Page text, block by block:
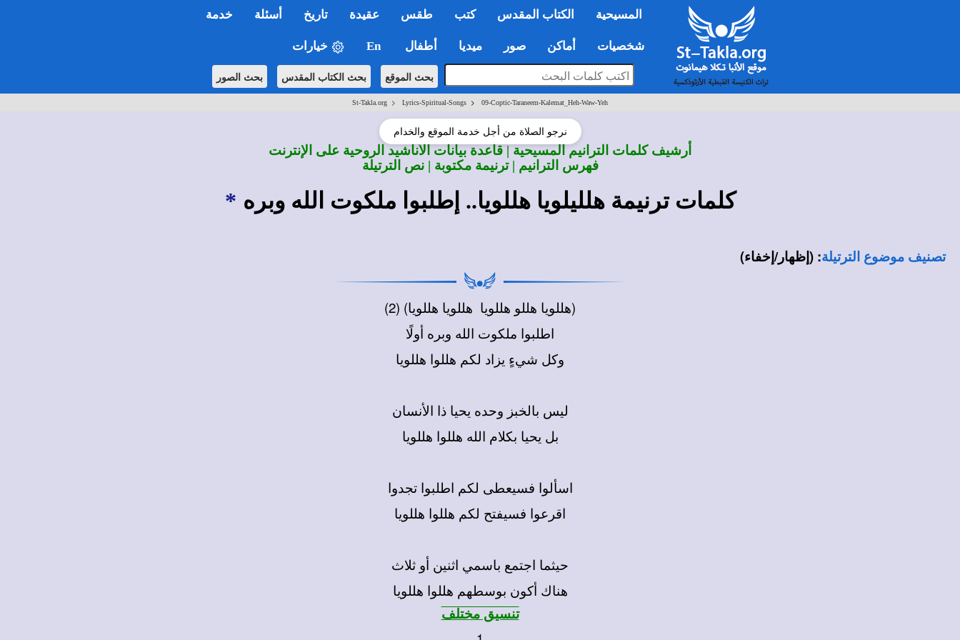
المسيحية الكتاب المقدس كتب طقس عقيدة تاريخ أسئلة خدمة
شخصيات أماكن صور ميديا أطفال En خيارات
بحث الموقع بحث الكتاب المقدس بحث الصور
St-Takla.org > Lyrics-Spiritual-Songs > 09-Coptic-Taraneem-Kalemat_Heh-Waw-Yeh
نرجو الصلاة من أجل خدمة الموقع والخدام
أرشيف كلمات الترانيم المسيحية | قاعدة بيانات الأناشيد الروحية على الإنترنت
فهرس الترانيم | ترنيمة مكتوبة | نص الترتيلة
كلمات ترنيمة هلليلويا هللويا.. إطلبوا ملكوت الله وبره *
تصنيف موضوع الترتيلة: (إظهار/إخفاء)
(هللويا هللو هللويا هللويا هللويا) (2)
اطلبوا ملكوت الله وبره أولًا
وكل شيءٍ يزاد لكم هللوا هللويا
ليس بالخبز وحده يحيا ذا الأنسان
بل يحيا بكلام الله هللوا هللويا
اسألوا فسيعطى لكم اطلبوا تجدوا
اقرعوا فسيفتح لكم هللوا هللويا
حيثما اجتمع باسمي اثنين أو ثلاث
هناك أكون بوسطهم هللوا هللويا
تنسيق مختلف